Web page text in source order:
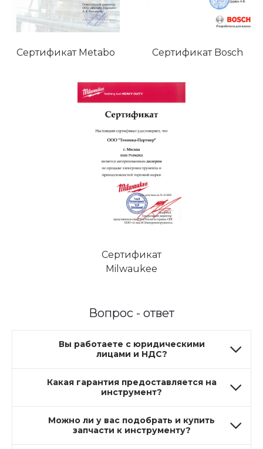
Сертификат Metabo Сертификат Bosch
Сертификат
Milwaukee
Вопрос - ответ
Вы работаете с юридическими
лицами и НДС?
Какая гарантия предоставляется на
инструмент?
Можно ли у вас подобрать и купить
запчасти к инструменту?